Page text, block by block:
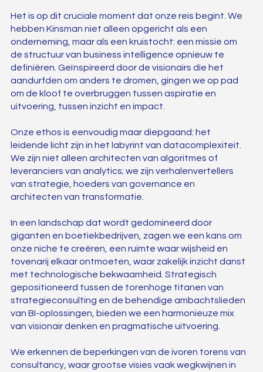
Het is op dit cruciale moment dat onze reis begint. We
hebben Kinsman niet alleen opgericht als een
onderneming, maar als een kruistocht: een missie om
de structuur van business intelligence opnieuw te
definiëren. Geïnspireerd door de visionairs die het
aandurfden om anders te dromen, gingen we op pad
om de kloof te overbruggen tussen aspiratie en
uitvoering, tussen inzicht en impact.
Onze ethos is eenvoudig maar diepgaand: het
leidende licht zijn in het labyrint van datacomplexiteit.
We zijn niet alleen architecten van algoritmes of
leveranciers van analytics; we zijn verhalenvertellers
van strategie, hoeders van governance en
architecten van transformatie.
In een landschap dat wordt gedomineerd door
giganten en boetiekbedrijven, zagen we een kans om
onze niche te creëren, een ruimte waar wijsheid en
tovenarij elkaar ontmoeten, waar zakelijk inzicht danst
met technologische bekwaamheid. Strategisch
gepositioneerd tussen de torenhoge titanen van
strategieconsulting en de behendige ambachtslieden
van BI-oplossingen, bieden we een harmonieuze mix
van visionair denken en pragmatische uitvoering.
We erkennen de beperkingen van de ivoren torens van
consultancy, waar grootse visies vaak wegkwijnen in